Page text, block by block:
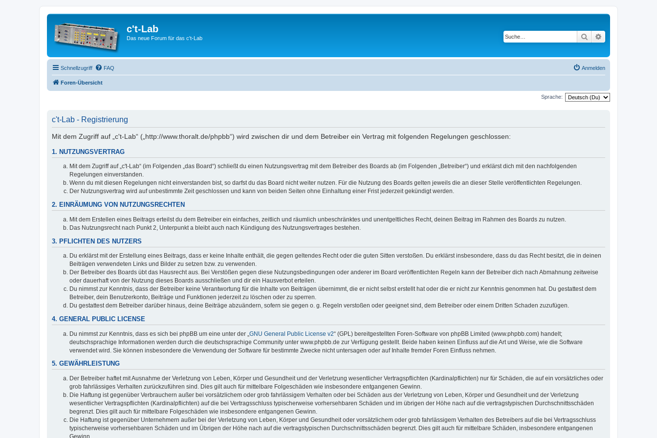
c't-Lab
Das neue Forum für das c't-Lab Suche
Schnellzugriff FAQ Anmelden
Foren-Übersicht
Sprache:
c't-Lab - Registrierung
Mit dem Zugriff auf „c't-Lab“ („http://www.thoralt.de/phpbb“) wird zwischen dir und dem Betreiber ein Vertrag mit folgenden Regelungen geschlossen:
1. NUTZUNGSVERTRAG
Mit dem Zugriff auf „c't-Lab“ (im Folgenden „das Board“) schließt du einen Nutzungsvertrag mit dem Betreiber des Boards ab (im Folgenden „Betreiber“) und erklärst dich mit den nachfolgenden
Regelungen einverstanden.
Wenn du mit diesen Regelungen nicht einverstanden bist, so darfst du das Board nicht weiter nutzen. Für die Nutzung des Boards gelten jeweils die an dieser Stelle veröffentlichten Regelungen.
Der Nutzungsvertrag wird auf unbestimmte Zeit geschlossen und kann von beiden Seiten ohne Einhaltung einer Frist jederzeit gekündigt werden.
2. EINRÄUMUNG VON NUTZUNGSRECHTEN
Mit dem Erstellen eines Beitrags erteilst du dem Betreiber ein einfaches, zeitlich und räumlich unbeschränktes und unentgeltliches Recht, deinen Beitrag im Rahmen des Boards zu nutzen.
Das Nutzungsrecht nach Punkt 2, Unterpunkt a bleibt auch nach Kündigung des Nutzungsvertrages bestehen.
3. PFLICHTEN DES NUTZERS
Du erklärst mit der Erstellung eines Beitrags, dass er keine Inhalte enthält, die gegen geltendes Recht oder die guten Sitten verstoßen. Du erklärst insbesondere, dass du das Recht besitzt, die in deinen
Beiträgen verwendeten Links und Bilder zu setzen bzw. zu verwenden.
Der Betreiber des Boards übt das Hausrecht aus. Bei Verstößen gegen diese Nutzungsbedingungen oder anderer im Board veröffentlichten Regeln kann der Betreiber dich nach Abmahnung zeitweise
oder dauerhaft von der Nutzung dieses Boards ausschließen und dir ein Hausverbot erteilen.
Du nimmst zur Kenntnis, dass der Betreiber keine Verantwortung für die Inhalte von Beiträgen übernimmt, die er nicht selbst erstellt hat oder die er nicht zur Kenntnis genommen hat. Du gestattest dem
Betreiber, dein Benutzerkonto, Beiträge und Funktionen jederzeit zu löschen oder zu sperren.
Du gestattest dem Betreiber darüber hinaus, deine Beiträge abzuändern, sofern sie gegen o. g. Regeln verstoßen oder geeignet sind, dem Betreiber oder einem Dritten Schaden zuzufügen.
4. GENERAL PUBLIC LICENSE
Du nimmst zur Kenntnis, dass es sich bei phpBB um eine unter der „ GNU General Public License v2“ (GPL) bereitgestellten Foren-Software von phpBB Limited (www.phpbb.com) handelt;
deutschsprachige Informationen werden durch die deutschsprachige Community unter www.phpbb.de zur Verfügung gestellt. Beide haben keinen Einfluss auf die Art und Weise, wie die Software
verwendet wird. Sie können insbesondere die Verwendung der Software für bestimmte Zwecke nicht untersagen oder auf Inhalte fremder Foren Einfluss nehmen.
5. GEWÄHRLEISTUNG
Der Betreiber haftet mit Ausnahme der Verletzung von Leben, Körper und Gesundheit und der Verletzung wesentlicher Vertragspflichten (Kardinalpflichten) nur für Schäden, die auf ein vorsätzliches oder
grob fahrlässiges Verhalten zurückzuführen sind. Dies gilt auch für mittelbare Folgeschäden wie insbesondere entgangenen Gewinn.
Die Haftung ist gegenüber Verbrauchern außer bei vorsätzlichem oder grob fahrlässigem Verhalten oder bei Schäden aus der Verletzung von Leben, Körper und Gesundheit und der Verletzung
wesentlicher Vertragspflichten (Kardinalpflichten) auf die bei Vertragsschluss typischerweise vorhersehbaren Schäden und im übrigen der Höhe nach auf die vertragstypischen Durchschnittsschäden
begrenzt. Dies gilt auch für mittelbare Folgeschäden wie insbesondere entgangenen Gewinn.
Die Haftung ist gegenüber Unternehmern außer bei der Verletzung von Leben, Körper und Gesundheit oder vorsätzlichem oder grob fahrlässigem Verhalten des Betreibers auf die bei Vertragsschluss
typischerweise vorhersehbaren Schäden und im Übrigen der Höhe nach auf die vertragstypischen Durchschnittsschäden begrenzt. Dies gilt auch für mittelbare Schäden, insbesondere entgangenen
Gewinn.